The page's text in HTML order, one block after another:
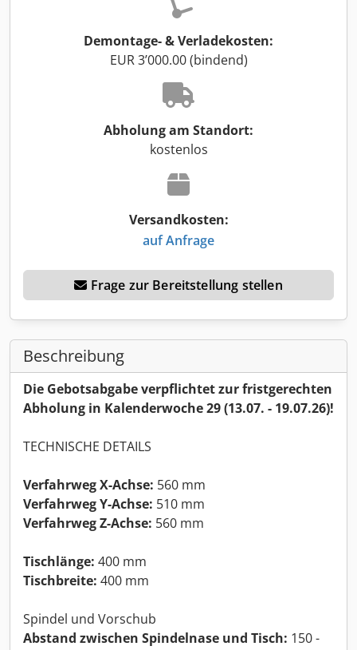
Demontage- & Verladekosten:
EUR 3’000.00 (bindend)
Abholung am Standort:
kostenlos
Versandkosten:
auf Anfrage
Frage zur Bereitstellung stellen
Beschreibung
Die Gebotsabgabe verpflichtet zur fristgerechten
Abholung in Kalenderwoche 29 (13.07. - 19.07.26)!
TECHNISCHE DETAILS
Verfahrweg X-Achse: 560 mm
Verfahrweg Y-Achse: 510 mm
Verfahrweg Z-Achse: 560 mm
Tischlänge: 400 mm
Tischbreite: 400 mm
Spindel und Vorschub
Abstand zwischen Spindelnase und Tisch: 150 -